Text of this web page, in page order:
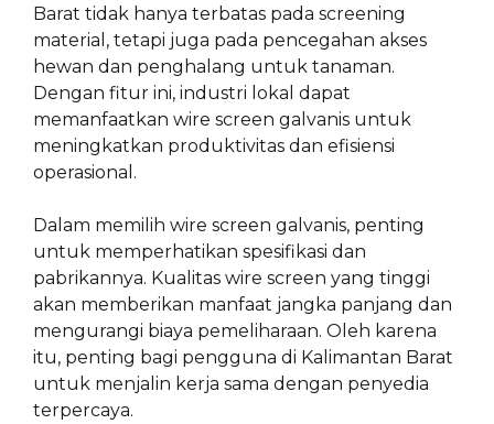
Barat tidak hanya terbatas pada screening
material, tetapi juga pada pencegahan akses
hewan dan penghalang untuk tanaman.
Dengan fitur ini, industri lokal dapat
memanfaatkan wire screen galvanis untuk
meningkatkan produktivitas dan efisiensi
operasional.
Dalam memilih wire screen galvanis, penting
untuk memperhatikan spesifikasi dan
pabrikannya. Kualitas wire screen yang tinggi
akan memberikan manfaat jangka panjang dan
mengurangi biaya pemeliharaan. Oleh karena
itu, penting bagi pengguna di Kalimantan Barat
untuk menjalin kerja sama dengan penyedia
terpercaya.